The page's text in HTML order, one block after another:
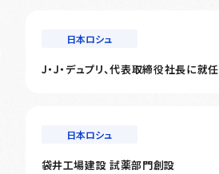
日本ロシュ
J・J・デュプリ、代表取締役社長に就任
日本ロシュ
袋井工場建設 試薬部門創設